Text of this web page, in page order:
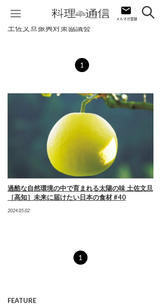
土佐文旦振興対策協議会
1
過酷な自然環境の中で育まれる太陽の味 土佐文旦
［高知］未来に届けたい日本の食材 #40
2024.05.02
1
FEATURE